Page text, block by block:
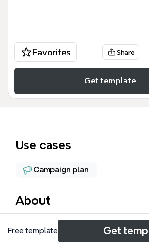
Favorites Share
Get template
Use cases
Campaign plan
About
網際網路行銷程序模板（Internet
mind map）由 Xmind 提供，涵蓋從策
Free template Get